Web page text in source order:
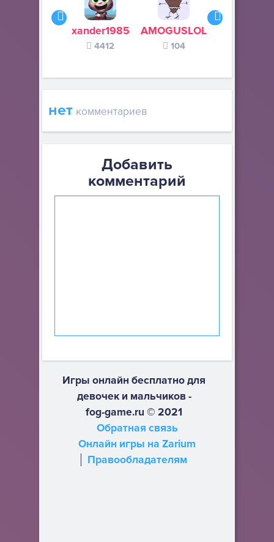
xander1985
4412
AMOGUSLOL
104
нет комментариев
Добавить
комментарий
Игры онлайн бесплатно для
девочек и мальчиков -
fog-game.ru © 2021
Обратная связь
Онлайн игры на Zarium
Правообладателям